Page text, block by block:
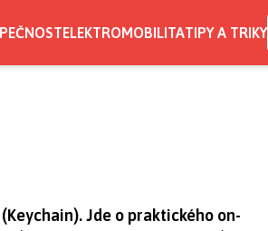
ELEKTROMOBILITATIPY A TRIKY
Jde o praktického on-